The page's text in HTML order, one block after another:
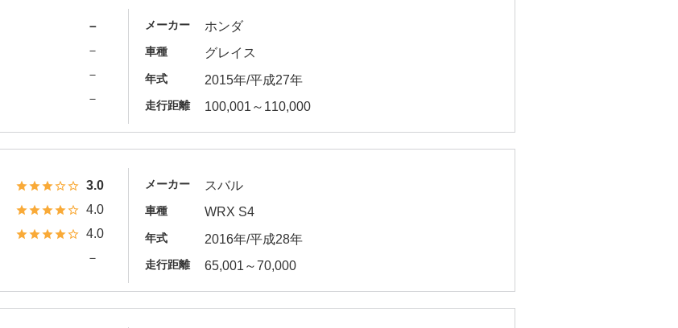
－
－
－
－
メーカー ホンダ
車種 グレイス
年式 2015年/平成27年
走行距離 100,001～110,000
3.0
4.0
4.0
－
メーカー スバル
車種 WRX S4
年式 2016年/平成28年
走行距離 65,001～70,000